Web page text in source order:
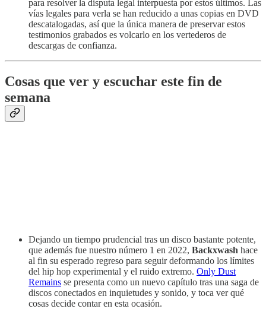
para resolver la disputa legal interpuesta por estos últimos. Las
vías legales para verla se han reducido a unas copias en DVD
descatalogadas, así que la única manera de preservar estos
testimonios grabados es volcarlo en los vertederos de
descargas de confianza.
Cosas que ver y escuchar este fin de
semana
Dejando un tiempo prudencial tras un disco bastante potente,
que además fue nuestro número 1 en 2022, Backxwash hace
al fin su esperado regreso para seguir deformando los límites
del hip hop experimental y el ruido extremo. Only Dust
Remains se presenta como un nuevo capítulo tras una saga de
discos conectados en inquietudes y sonido, y toca ver qué
cosas decide contar en esta ocasión.